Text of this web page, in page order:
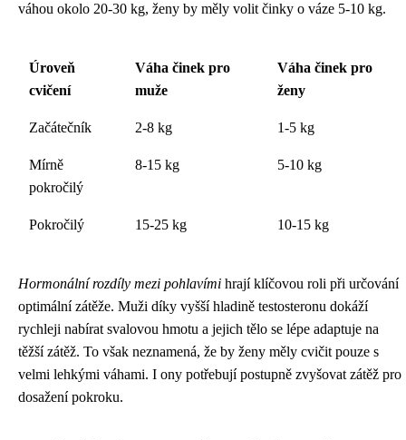
váhou okolo 20-30 kg, ženy by měly volit činky o váze 5-10 kg.
Úroveň
cvičení
Váha činek pro
muže
Váha činek pro
ženy
Začátečník 2-8 kg 1-5 kg
Mírně
pokročilý
8-15 kg 5-10 kg
Pokročilý 15-25 kg 10-15 kg
Hormonální rozdíly mezi pohlavími hrají klíčovou roli při určování
optimální zátěže. Muži díky vyšší hladině testosteronu dokáží
rychleji nabírat svalovou hmotu a jejich tělo se lépe adaptuje na
těžší zátěž. To však neznamená, že by ženy měly cvičit pouze s
velmi lehkými váhami. I ony potřebují postupně zvyšovat zátěž pro
dosažení pokroku.